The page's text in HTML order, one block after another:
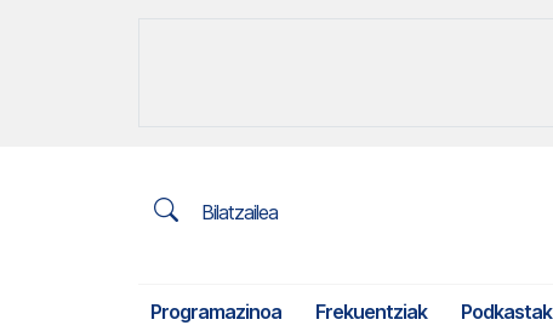
Bilatzailea
Programazinoa Frekuentziak Podkastak